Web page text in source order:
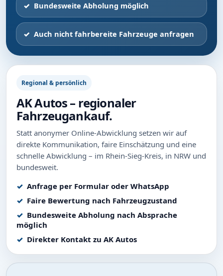
Bundesweite Abholung möglich
Auch nicht fahrbereite Fahrzeuge anfragen
Regional & persönlich
AK Autos – regionaler
Fahrzeugankauf.
Statt anonymer Online-Abwicklung setzen wir auf
direkte Kommunikation, faire Einschätzung und eine
schnelle Abwicklung – im Rhein-Sieg-Kreis, in NRW und
bundesweit.
Anfrage per Formular oder WhatsApp
Faire Bewertung nach Fahrzeugzustand
Bundesweite Abholung nach Absprache
möglich
Direkter Kontakt zu AK Autos